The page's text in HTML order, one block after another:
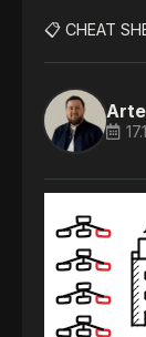
📋 CHEAT